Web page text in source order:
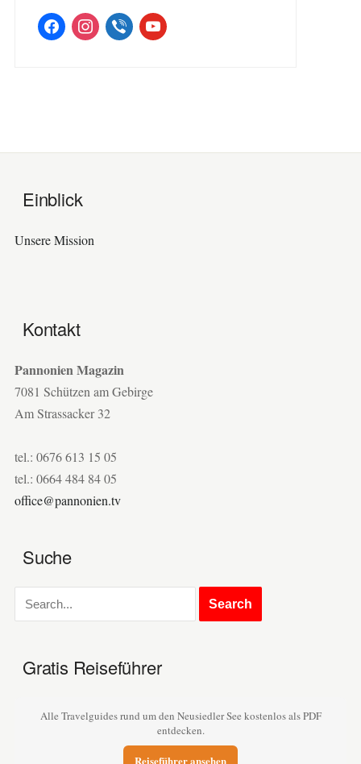
facebookinstagramviber youtube
Einblick
Unsere Mission
Kontakt
Pannonien Magazin
7081 Schützen am Gebirge
Am Strassacker 32
tel.: 0676 613 15 05
tel.: 0664 484 84 05
office@pannonien.tv
Suche
Gratis Reiseführer
Alle Travelguides rund um den Neusiedler See kostenlos als PDF
entdecken.
Reiseführer ansehen